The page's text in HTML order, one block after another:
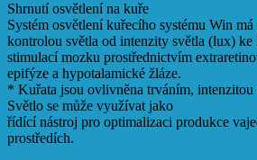
Shrnutí osvětlení na kuře
Systém osvětlení kuřecího systému Win
kontrolou světla od intenzity světla (lux) ke
stimulací mozku prostřednictvím
epifýze a hypotalamické žláze.
* Kuřata jsou ovlivněna trváním, intenzitou
Světlo se může využívat jako
řídící nástroj pro optimalizaci produkce
prostředích.